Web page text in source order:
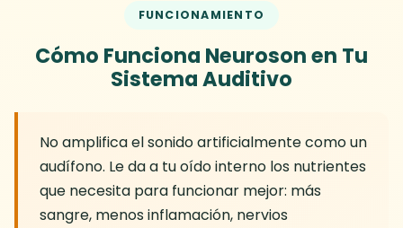
FUNCIONAMIENTO
Cómo Funciona Neuroson en Tu
Sistema Auditivo
No amplifica el sonido artificialmente como un
audífono. Le da a tu oído interno los nutrientes
que necesita para funcionar mejor: más
sangre, menos inflamación, nervios